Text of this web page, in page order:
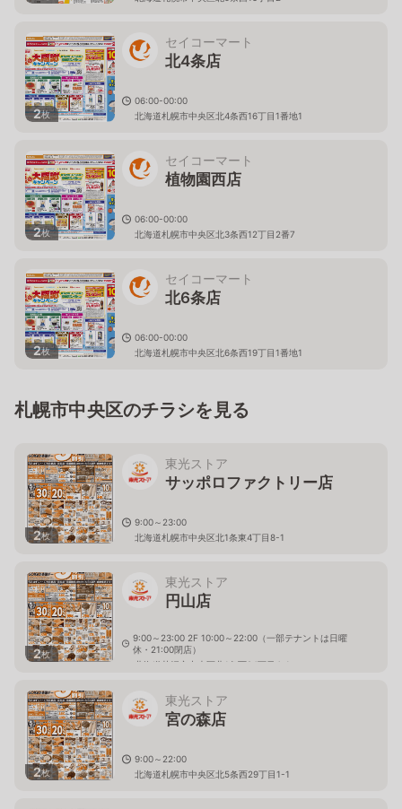
2枚
セイコーマート
北4条店
06:00-00:00
北海道札幌市中央区北4条西16丁目1番地1
2枚
セイコーマート
植物園西店
06:00-00:00
北海道札幌市中央区北3条西12丁目2番7
2枚
セイコーマート
北6条店
06:00-00:00
北海道札幌市中央区北6条西19丁目1番地1
札幌市中央区のチラシを見る
2枚
東光ストア
サッポロファクトリー店
9:00～23:00
北海道札幌市中央区北1条東4丁目8-1
2枚
東光ストア
円山店
9:00～23:00 2F 10:00～22:00（一部テナントは日曜
休・21:00閉店）
北海道札幌市中央区北1条西24丁目4-1
2枚
東光ストア
宮の森店
9:00～22:00
北海道札幌市中央区北5条西29丁目1-1